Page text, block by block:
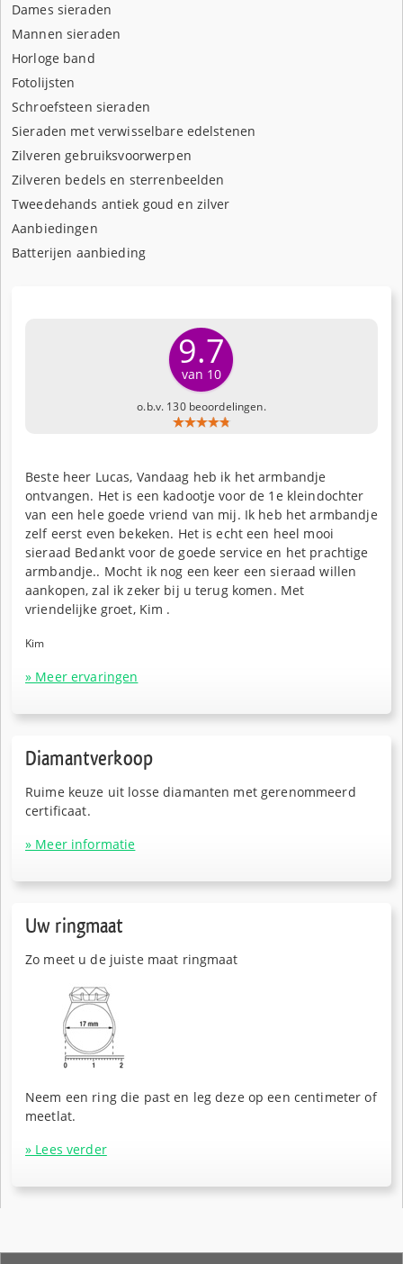
Dames sieraden
Mannen sieraden
Horloge band
Fotolijsten
Schroefsteen sieraden
Sieraden met verwisselbare edelstenen
Zilveren gebruiksvoorwerpen
Zilveren bedels en sterrenbeelden
Tweedehands antiek goud en zilver
Aanbiedingen
Batterijen aanbieding
9.7
van 10
o.b.v. 130 beoordelingen.
Beste heer Lucas, Vandaag heb ik het armbandje
ontvangen. Het is een kadootje voor de 1e kleindochter
van een hele goede vriend van mij. Ik heb het armbandje
zelf eerst even bekeken. Het is echt een heel mooi
sieraad Bedankt voor de goede service en het prachtige
armbandje.. Mocht ik nog een keer een sieraad willen
aankopen, zal ik zeker bij u terug komen. Met
vriendelijke groet, Kim .
Kim
» Meer ervaringen
Diamantverkoop
Ruime keuze uit losse diamanten met gerenommeerd
certificaat.
» Meer informatie
Uw ringmaat
Zo meet u de juiste maat ringmaat
Neem een ring die past en leg deze op een centimeter of
meetlat.
» Lees verder